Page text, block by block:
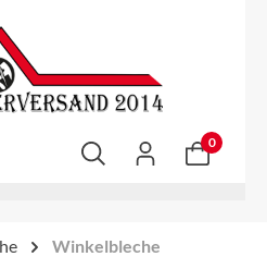
0
Winkelbleche